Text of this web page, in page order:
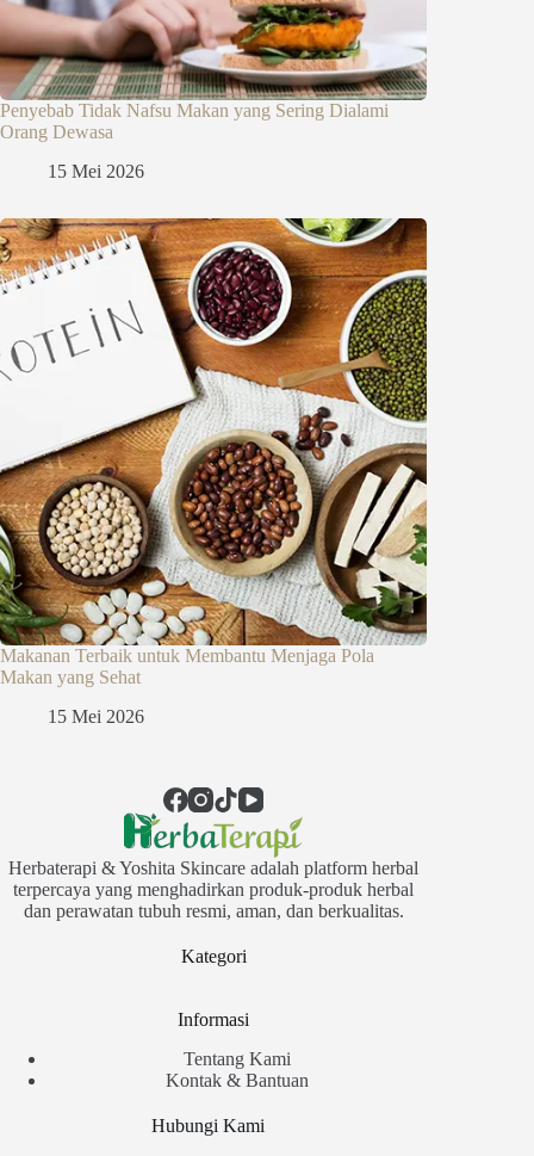
Penyebab Tidak Nafsu Makan yang Sering Dialami
Orang Dewasa
15 Mei 2026
Makanan Terbaik untuk Membantu Menjaga Pola
Makan yang Sehat
15 Mei 2026
Herbaterapi & Yoshita Skincare adalah platform herbal
terpercaya yang menghadirkan produk-produk herbal
dan perawatan tubuh resmi, aman, dan berkualitas.
Kategori
Informasi
Tentang Kami
Kontak & Bantuan
Hubungi Kami